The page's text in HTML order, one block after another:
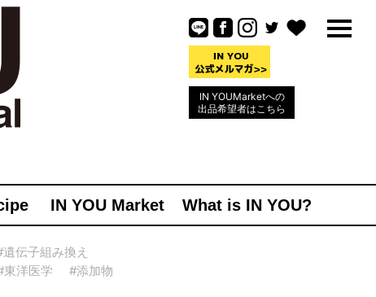
IN YOUMarketへの
出品希望者はこちら
IN YOU Market What is IN YOU?
遺伝子組み換え
東洋医学
#添加物